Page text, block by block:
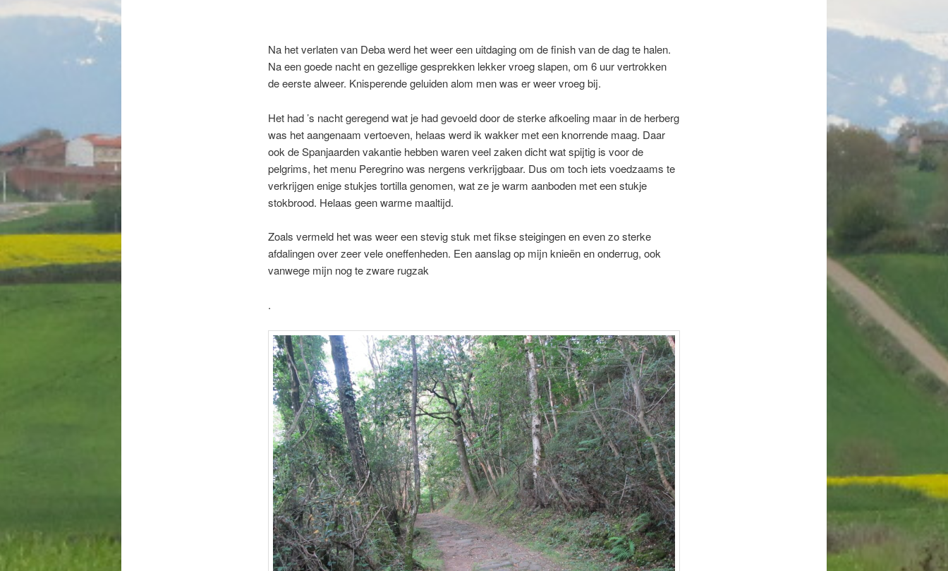
Na het verlaten van Deba werd het weer een uitdaging om de finish van de dag te halen.
Na een goede nacht en gezellige gesprekken lekker vroeg slapen, om 6 uur vertrokken
de eerste alweer. Knisperende geluiden alom men was er weer vroeg bij.
Het had ’s nacht geregend wat je had gevoeld door de sterke afkoeling maar in de herberg
was het aangenaam vertoeven, helaas werd ik wakker met een knorrende maag. Daar
ook de Spanjaarden vakantie hebben waren veel zaken dicht wat spijtig is voor de
pelgrims, het menu Peregrino was nergens verkrijgbaar. Dus om toch iets voedzaams te
verkrijgen enige stukjes tortilla genomen, wat ze je warm aanboden met een stukje
stokbrood. Helaas geen warme maaltijd.
Zoals vermeld het was weer een stevig stuk met fikse steigingen en even zo sterke
afdalingen over zeer vele oneffenheden. Een aanslag op mijn knieën en onderrug, ook
vanwege mijn nog te zware rugzak
.